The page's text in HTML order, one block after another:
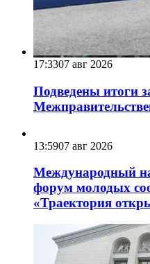
17:3307 авг 2026
Подведены итоги
13:5907 авг 2026
Международный
форум молодых
«Траектория